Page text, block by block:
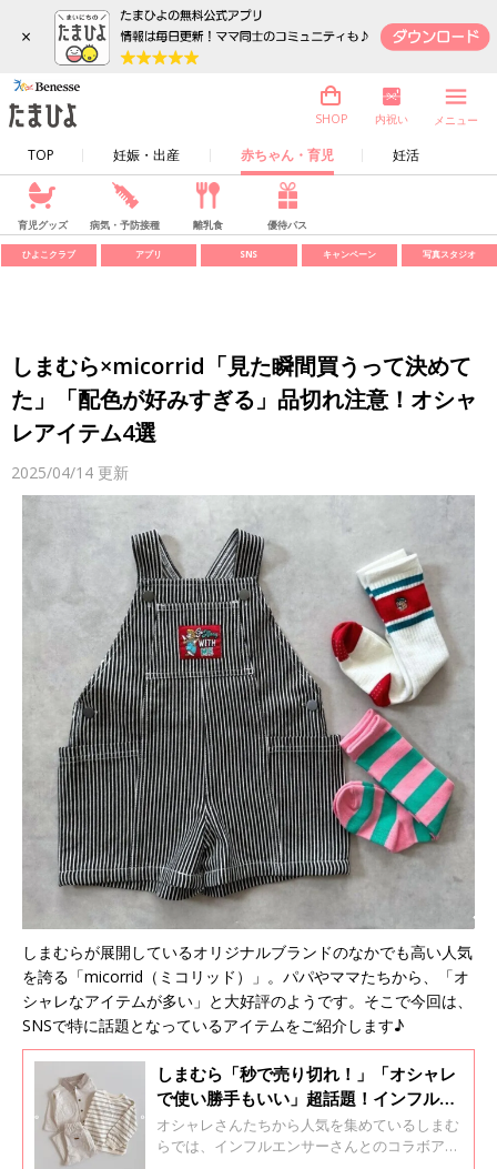
×
TOP 妊娠・出産 赤ちゃん・育児 妊活
SHOP 内祝い メニュー
育児グッズ 病気・予防接種 離乳食 優待パス
ひよこクラブ アプリ SNS キャンペーン 写真スタジオ
しまむら×micorrid「見た瞬間買うって決めて
た」「配色が好みすぎる」品切れ注意！オシャ
レアイテム4選
2025/04/14 更新
しまむらが展開しているオリジナルブランドのなかでも高い人気
を誇る「micorrid（ミコリッド）」。パパやママたちから、「オ
シャレなアイテムが多い」と大好評のようです。そこで今回は、
SNSで特に話題となっているアイテムをご紹介します♪
しまむら「秒で売り切れ！」「オシャレ
で使い勝手もいい」超話題！インフルエ
ンサーコラボアイテム5選
オシャレさんたちから人気を集めているしまむ
らでは、インフルエンサーさんとのコラボアイ